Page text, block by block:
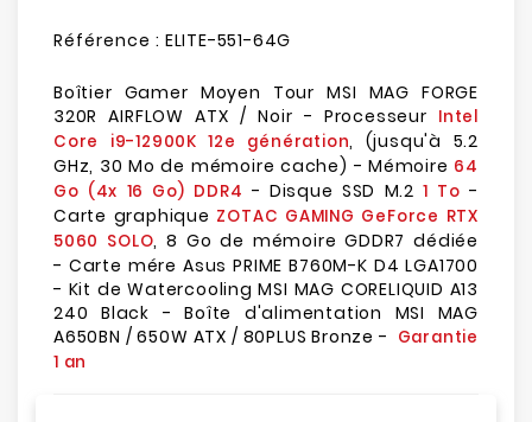
Référence : ELITE-551-64G
Boîtier Gamer Moyen Tour MSI MAG FORGE
320R AIRFLOW ATX / Noir - Processeur Intel
Core i9-12900K 12e génération, (jusqu'à 5.2
GHz, 30 Mo de mémoire cache) - Mémoire 64
Go (4x 16 Go) DDR4 - Disque SSD M.21 To -
Carte graphique ZOTAC GAMING GeForce RTX
5060 SOLO, 8 Go de mémoire GDDR7 dédiée
- Carte mére Asus PRIME B760M-K D4 LGA1700
- Kit de Watercooling MSI MAG CORELIQUID A13
240 Black - Boîte d'alimentation MSI MAG
A650BN / 650W ATX / 80PLUS Bronze - Garantie
1 an